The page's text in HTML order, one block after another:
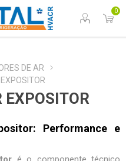
0
DE AR
EXPOSITOR
Performance e